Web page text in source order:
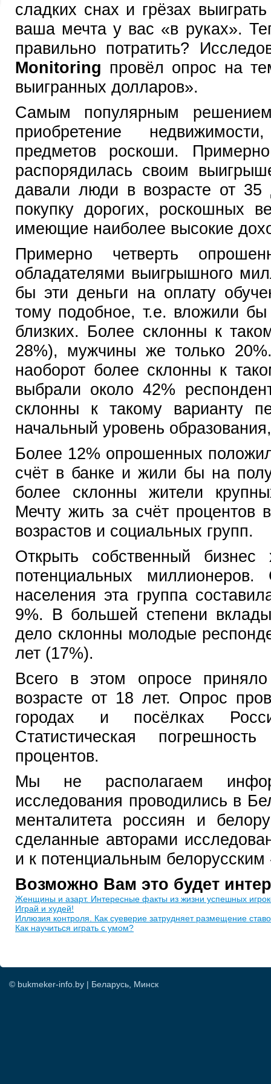
сладких снах и грёзах
ваша мечта у вас «в руках».
правильно потратить?
Monitoring провёл опрос на
выигранных долларов».
Самым популярным
приобретение
предметов роскоши.
распорядилась своим
давали люди в возрасте от
покупку дорогих, роскошных
имеющие наиболее высокие
Примерно четверть
обладателями выигрышного
бы эти деньги на оплату
тому подобное, т.е. вложили
близких. Более склонны к
28%), мужчины же только
наоборот более склонны к
выбрали около 42%
склонны к такому варианту
начальный уровень
Более 12% опрошенных
счёт в банке и жили бы на
более склонны жители
Мечту жить за счёт процентов
возрастов и социальных групп.
Открыть собственный
потенциальных
населения эта группа
9%. В большей степени
дело склонны молодые
лет (17%).
Всего в этом опросе
возрасте от 18 лет. Опрос
городах и посёлках
Статистическая
процентов.
Мы не располагаем
исследования проводились в
менталитета россиян и
сделанные авторами
и к потенциальным
Возможно Вам это будет
Женщины и азарт. Интересные факты из жизни успешных
Играй и худей!
Иллюзия контроля. Как суеверие затрудняет размещение
Как научиться играть с умом?
© bukmeker-info.by | Беларусь, Минск